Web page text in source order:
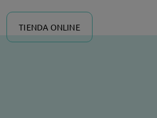
TIENDA ONLINE